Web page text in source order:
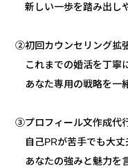
新しい一歩を踏み出し
②初回カウンセリング拡
これまでの婚活を丁寧
あなた専用の戦略を一
③プロフィール文作成代
自己PRが苦手でも大丈
あなたの強みと魅力を